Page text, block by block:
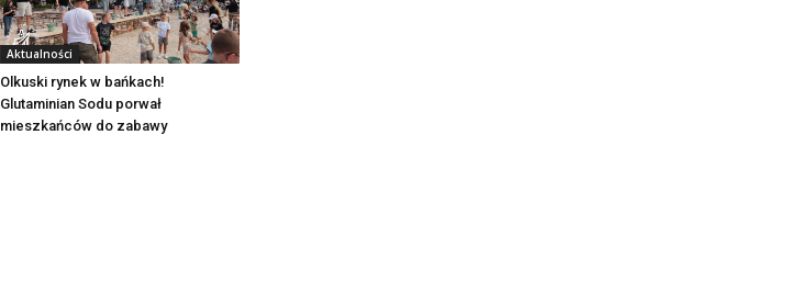
Aktualności
Olkuski rynek w bańkach!
Glutaminian Sodu porwał
mieszkańców do zabawy